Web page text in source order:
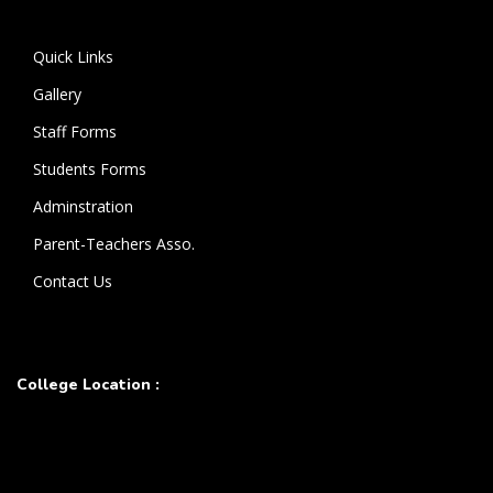
Quick Links
Gallery
Staff Forms
Students Forms
Adminstration
Parent-Teachers Asso.
Contact Us
College Location :